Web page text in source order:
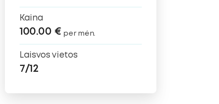
Kaina
100.00 € per mėn.
Laisvos vietos
7/12